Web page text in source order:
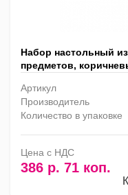
Набор настольный
предметов,
Артикул
Производитель
Количество в упаковке
Цена с НДС
386 р. 71 коп.